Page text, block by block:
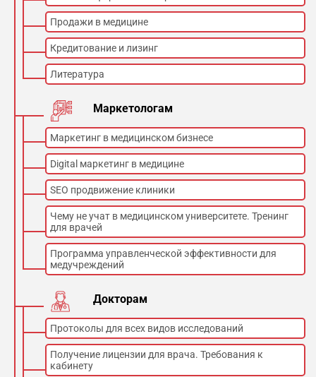
Максимальный вес пациента 150 кг (без
ограничения перемещений, 200 – с
ограничением).
Размеры стола: длина 217 см х высота 75 см
х ширина 64 см.
Расстояние от излучателя до приемника 98 –
188 см.
Рентгеновская трубка Х 50 АН с
вращающимся двухфокусным анодом,
фокусное пятно 1,2/2 мм, 30/ 50 кВ,
включая пару высоковольтных кабелей
12 м, MBA рентгенографический
передвижной стол с тормозами.
Продажи в медицине
Кредитование и лизинг
Литература
Маркетологам
Маркетинг в медицинском бизнесе
Digital маркетинг в медицине
SEO продвижение клиники
Чему не учат в медицинском университете. Тренинг
для врачей
Программа управленческой эффективности для
медучреждений
Докторам
Протоколы для всех видов исследований
Получение лицензии для врача. Требования к
кабинету